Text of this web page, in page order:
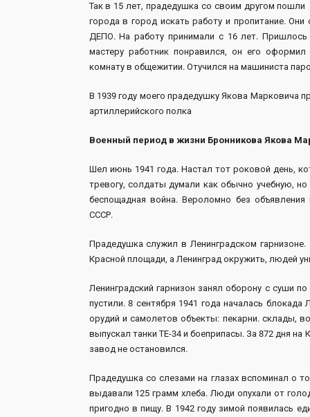
Так в 15 лет, прадедушка со своим другом
города в город искать работу и пропитание.
ДЕПО. На работу принимали с 16 лет. Пришлось
мастеру работник понравился, он его
комнату в общежитии. Отучился на машиниста
В 1939 году моего прадедушку Якова Марковича
артиллерийского полка
Военный период в жизни Бронникова Якова
Шел июнь 1941 года. Настал тот роковой день,
тревогу, солдаты думали как обычно учебную,
беспощадная война. Вероломно без
СССР.
Прадедушка служил в Ленинградском
Красной площади, а Ленинград окружить, людей
Ленинградский гарнизон занял оборону с суши
пустили. 8 сентября 1941 года началась
орудий и самолетов объекты: пекарни. склады,
выпускал танки ТЕ-34 и боеприпасы. За 872 дня
завод не остановился.
Прадедушка со слезами на глазах вспоминал о
выдавали 125 грамм хлеба. Люди опухали от
пригодно в пищу. В 1942 году зимой появилась